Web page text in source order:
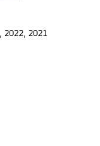
2022, 2021